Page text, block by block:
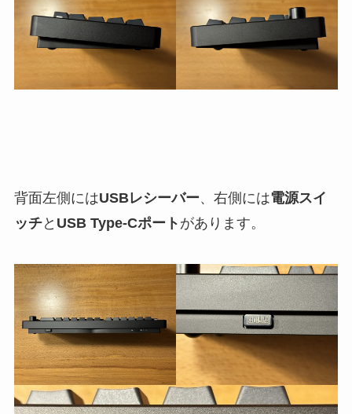
背面左側にはUSBレシーバー、右側には電源スイ
ッチと USB Type-Cポート があります。